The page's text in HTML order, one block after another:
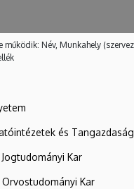
működik: Név, Munkahely
és Tangazdaság
Kar
Kar